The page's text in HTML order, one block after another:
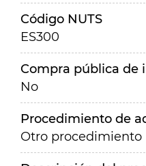
Código NUTS
ES300
Compra pública de
No
Procedimiento de
Otro procedimiento